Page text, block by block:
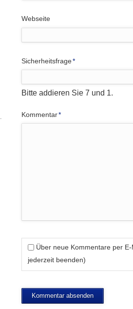
Webseite
Pflichtfeld
Sicherheitsfrage*
Bitte addieren Sie 7 und 1.
Pflichtfeld
Kommentar*
Über neue Kommentare per
jederzeit beenden)
Kommentar absenden